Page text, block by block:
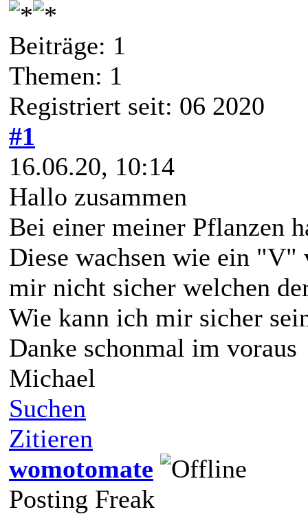
Beiträge: 1
Themen: 1
Registriert seit: 06 2020
#1
16.06.20, 10:14
Hallo zusammen
Bei einer meiner Pflanzen
Diese wachsen wie ein
mir nicht sicher welchen
Wie kann ich mir sicher
Danke schonmal im voraus
Michael
Suchen
Zitieren
womotomate
Posting Freak